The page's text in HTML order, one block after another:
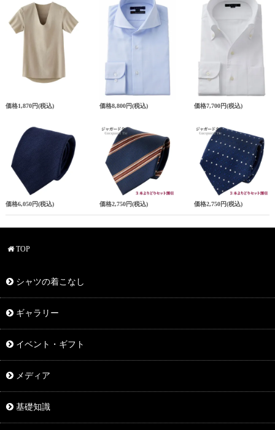
価格1,870円(税込) 価格8,800円(税込) 価格7,700円(税込)
価格6,050円(税込) 価格2,750円(税込) 価格2,750円(税込)
TOP
シャツの着こなし
ギャラリー
イベント・ギフト
メディア
基礎知識